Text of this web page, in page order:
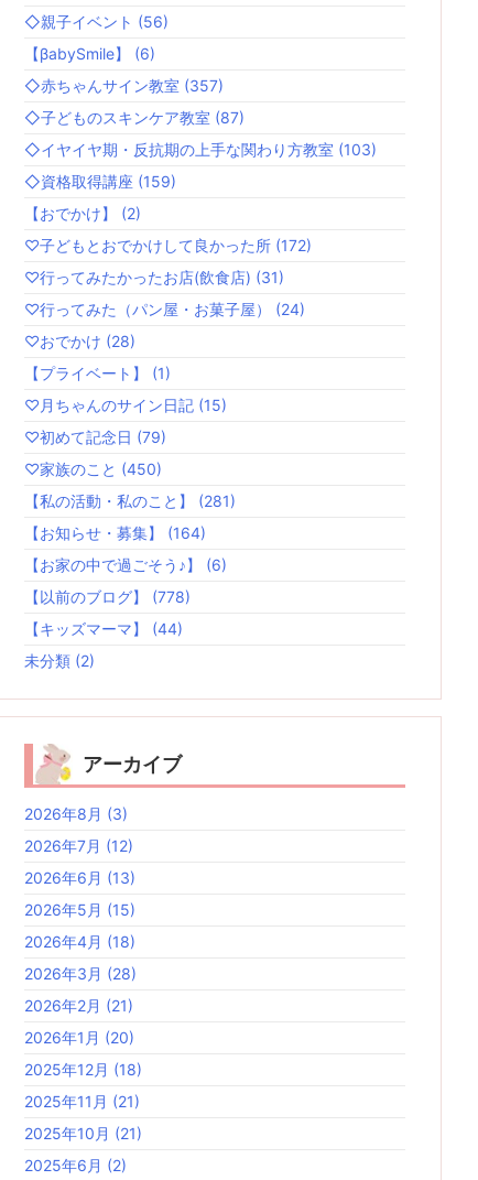
◇親子イベント (56)
【βabySmile】 (6)
◇赤ちゃんサイン教室 (357)
◇子どものスキンケア教室 (87)
◇イヤイヤ期・反抗期の上手な関わり方教室 (103)
◇資格取得講座 (159)
【おでかけ】 (2)
♡子どもとおでかけして良かった所 (172)
♡行ってみたかったお店(飲食店) (31)
♡行ってみた（パン屋・お菓子屋） (24)
♡おでかけ (28)
【プライベート】 (1)
♡月ちゃんのサイン日記 (15)
♡初めて記念日 (79)
♡家族のこと (450)
【私の活動・私のこと】 (281)
【お知らせ・募集】 (164)
【お家の中で過ごそう♪】 (6)
【以前のブログ】 (778)
【キッズマーマ】 (44)
未分類 (2)
アーカイブ
2026年8月 (3)
2026年7月 (12)
2026年6月 (13)
2026年5月 (15)
2026年4月 (18)
2026年3月 (28)
2026年2月 (21)
2026年1月 (20)
2025年12月 (18)
2025年11月 (21)
2025年10月 (21)
2025年6月 (2)